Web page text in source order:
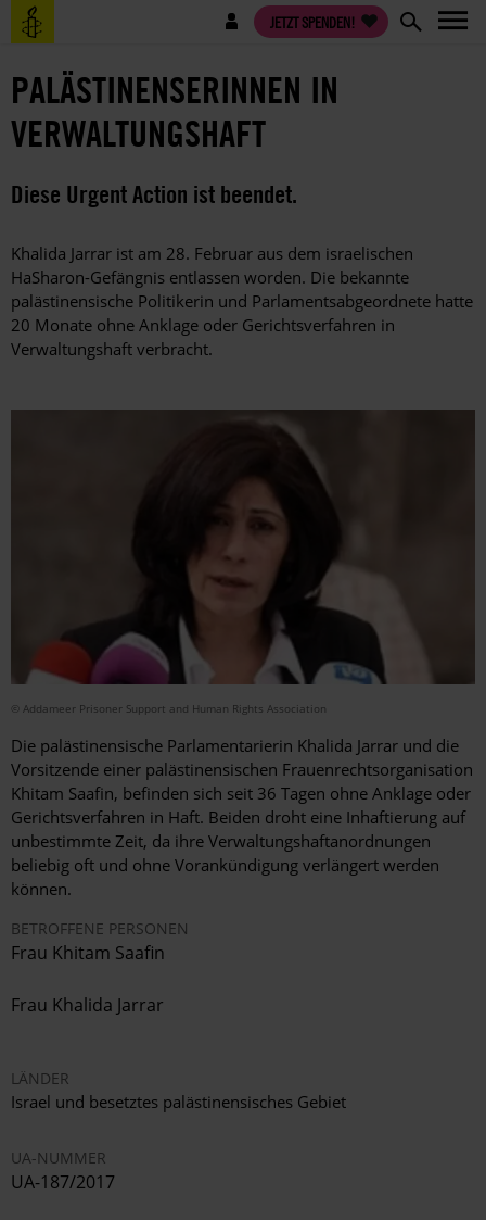
Direkt
zum
Benutzermenü JETZT SPENDEN!
PALÄSTINENSERINNEN IN
VERWALTUNGSHAFT
Diese Urgent Action ist beendet.
Khalida Jarrar ist am 28. Februar aus dem israelischen
HaSharon-Gefängnis entlassen worden. Die bekannte
palästinensische Politikerin und Parlamentsabgeordnete hatte
20 Monate ohne Anklage oder Gerichtsverfahren in
Verwaltungshaft verbracht.
© Addameer Prisoner Support and Human Rights Association
Die palästinensische Parlamentarierin Khalida Jarrar und die
Vorsitzende einer palästinensischen Frauenrechtsorganisation
Khitam Saafin, befinden sich seit 36 Tagen ohne Anklage oder
Gerichtsverfahren in Haft. Beiden droht eine Inhaftierung auf
unbestimmte Zeit, da ihre Verwaltungshaftanordnungen
beliebig oft und ohne Vorankündigung verlängert werden
können.
BETROFFENE PERSONEN
Frau Khitam Saafin
Frau Khalida Jarrar
LÄNDER
Israel und besetztes palästinensisches Gebiet
UA-NUMMER
UA-187/2017